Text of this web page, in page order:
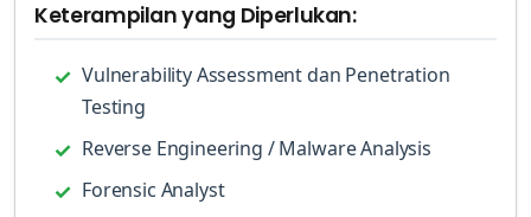
Keterampilan yang Diperlukan:
Vulnerability Assessment dan Penetration
Testing
Reverse Engineering / Malware Analysis
Forensic Analyst